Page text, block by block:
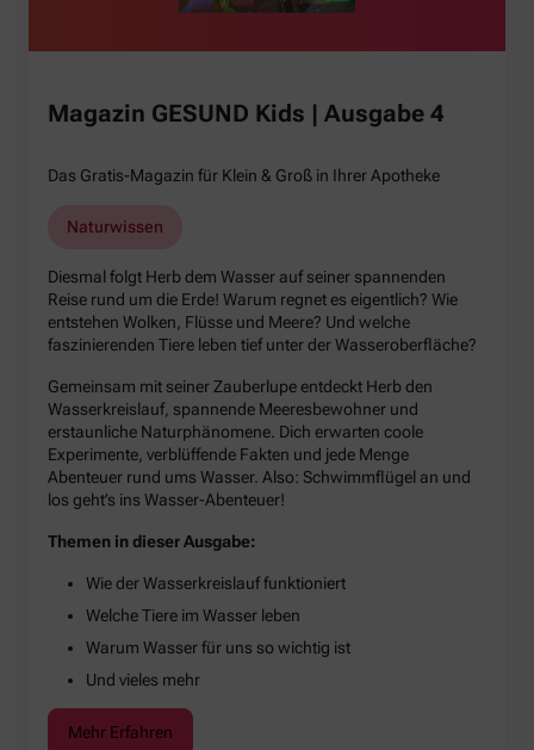
Magazin GESUND Kids | Ausgabe 4
Das Gratis-Magazin für Klein & Groß in Ihrer Apotheke
Naturwissen
Diesmal folgt Herb dem Wasser auf seiner spannenden
Reise rund um die Erde! Warum regnet es eigentlich? Wie
entstehen Wolken, Flüsse und Meere? Und welche
faszinierenden Tiere leben tief unter der Wasseroberfläche?
Gemeinsam mit seiner Zauberlupe entdeckt Herb den
Wasserkreislauf, spannende Meeresbewohner und
erstaunliche Naturphänomene. Dich erwarten coole
Experimente, verblüffende Fakten und jede Menge
Abenteuer rund ums Wasser. Also: Schwimmflügel an und
los geht’s ins Wasser-Abenteuer!
Themen in dieser Ausgabe:
Wie der Wasserkreislauf funktioniert
Welche Tiere im Wasser leben
Warum Wasser für uns so wichtig ist
Und vieles mehr
Mehr Erfahren